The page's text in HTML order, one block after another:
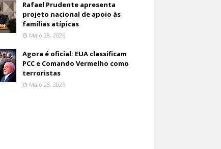
Rafael Prudente apresenta
projeto nacional de apoio às
famílias atípicas
Maio 28, 2026
Agora é oficial: EUA classificam
PCC e Comando Vermelho como
terroristas
Maio 28, 2026